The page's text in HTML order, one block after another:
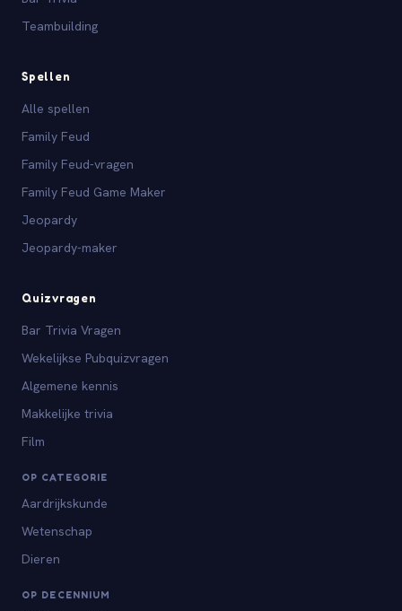
Teambuilding
Spellen
Alle spellen
Family Feud
Family Feud-vragen
Family Feud Game Maker
Jeopardy
Jeopardy-maker
Quizvragen
Bar Trivia Vragen
Wekelijkse Pubquizvragen
Algemene kennis
Makkelijke trivia
Film
OP CATEGORIE
Aardrijkskunde
Wetenschap
Dieren
OP DECENNIUM